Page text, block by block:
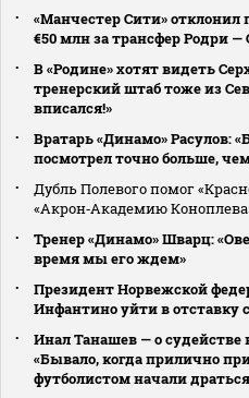
«Манчестер Сити» отклонил
€50 млн за трансфер Родри
В «Родине» хотят видеть
тренерский штаб тоже из
вписался!»
Вратарь «Динамо» Расулов:
посмотрел точно больше,
Дубль Полевого помог
«Акрон‑Академию
Тренер «Динамо» Шварц:
время мы его ждем»
Президент Норвежской
Инфантино уйти в отставку
Инал Танашев — о судействе
«Бывало, когда прилично
футболистом начали